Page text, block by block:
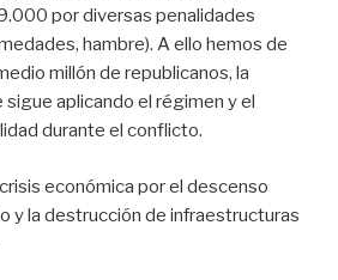
por diversas penalidades
hambre). A ello hemos de
millón de republicanos, la
aplicando el régimen y el
durante el conflicto.
económica por el descenso
y la destrucción de infraestructuras